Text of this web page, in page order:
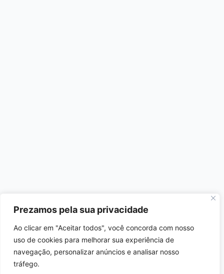
Prezamos pela sua privacidade
Ao clicar em "Aceitar todos", você concorda com nosso
uso de cookies para melhorar sua experiência de
navegação, personalizar anúncios e analisar nosso
tráfego.